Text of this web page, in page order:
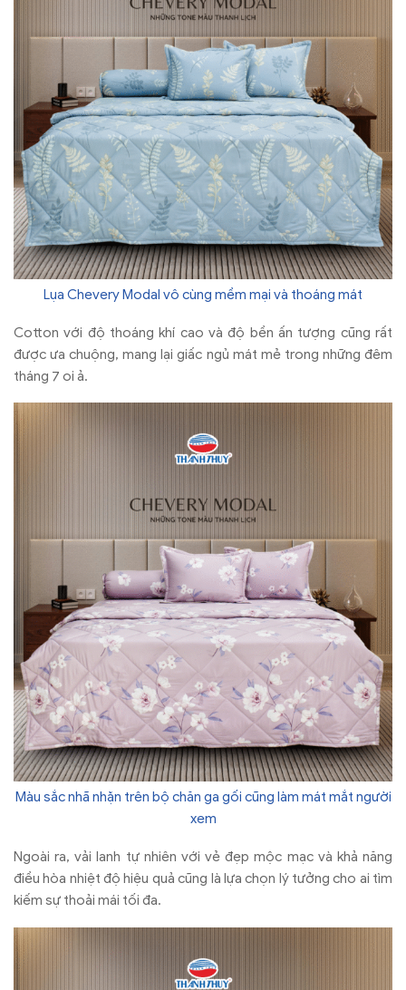
Lụa Chevery Modal vô cùng mềm mại và thoáng mát
Cotton với độ thoáng khí cao và độ bền ấn tượng cũng rất
được ưa chuộng, mang lại giấc ngủ mát mẻ trong những đêm
tháng 7 oi ả.
Màu sắc nhã nhặn trên bộ chăn ga gối cũng làm mát mắt người
xem
Ngoài ra, vải lanh tự nhiên với vẻ đẹp mộc mạc và khả năng
điều hòa nhiệt độ hiệu quả cũng là lựa chọn lý tưởng cho ai tìm
kiếm sự thoải mái tối đa.